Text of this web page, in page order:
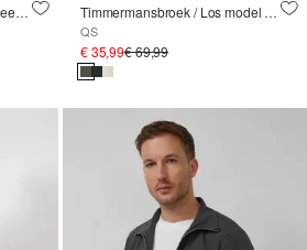
Resort fit: shirt met gestructureerde strepen Timmermansbroek / Los model / Halfhoog / Rechte pijp
QS
€ 35,99€ 69,99